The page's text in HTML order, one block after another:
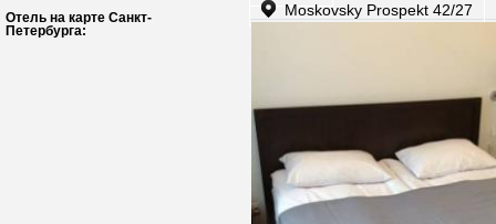
Отель на карте Санкт-
Петербурга:
Moskovsky Prospekt 42/27